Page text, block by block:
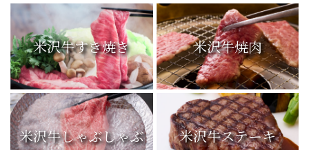
米沢牛すき焼き 米沢牛焼肉
米沢牛しゃぶしゃぶ 米沢牛ステーキ